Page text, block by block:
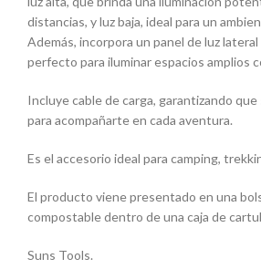
distancias, y luz baja, ideal para un
Además, incorpora un panel de luz
perfecto para iluminar espacios amplios
Incluye cable de carga, garantizando
para acompañarte en cada aventura.
Es el accesorio ideal para camping,
El producto viene presentado en una
compostable dentro de una caja de
Suns Tools.